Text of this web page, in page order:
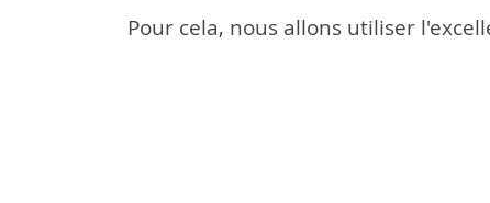
Pour cela, nous allons utiliser